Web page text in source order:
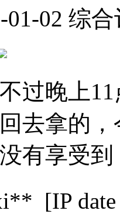
02 综合
过晚上
去拿的
有享受
[IP date